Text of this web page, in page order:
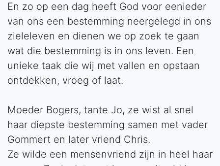
En zo op een dag heeft God voor eenieder
van ons een bestemming neergelegd in ons
zieleleven en dienen we op zoek te gaan
wat die bestemming is in ons leven. Een
unieke taak die wij met vallen en opstaan
ontdekken, vroeg of laat.
Moeder Bogers, tante Jo, ze wist al snel
haar diepste bestemming samen met vader
Gommert en later vriend Chris.
Ze wilde een mensenvriend zijn in heel haar